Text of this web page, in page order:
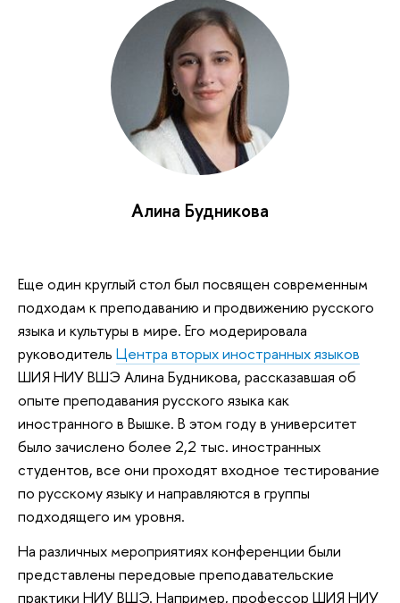
Алина Будникова
Еще один круглый стол был посвящен современным
подходам к преподаванию и продвижению русского
языка и культуры в мире. Его модерировала
руководитель Центра вторых иностранных языков
ШИЯ НИУ ВШЭ Алина Будникова, рассказавшая об
опыте преподавания русского языка как
иностранного в Вышке. В этом году в университет
было зачислено более 2,2 тыс. иностранных
студентов, все они проходят входное тестирование
по русскому языку и направляются в группы
подходящего им уровня.
На различных мероприятиях конференции были
представлены передовые преподавательские
практики НИУ ВШЭ. Например, профессор ШИЯ НИУ